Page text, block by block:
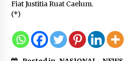
Fiat Justitia Ruat Caelum.
(*)